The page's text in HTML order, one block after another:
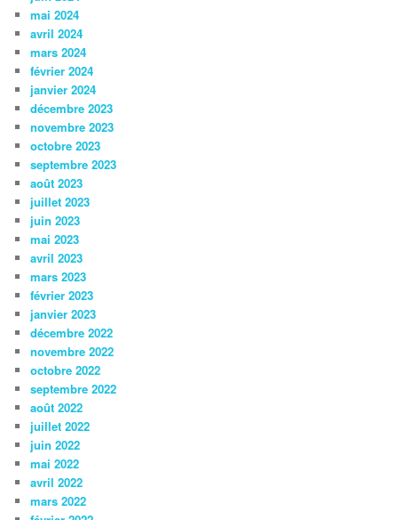
mai 2024
avril 2024
mars 2024
février 2024
janvier 2024
décembre 2023
novembre 2023
octobre 2023
septembre 2023
août 2023
juillet 2023
juin 2023
mai 2023
avril 2023
mars 2023
février 2023
janvier 2023
décembre 2022
novembre 2022
octobre 2022
septembre 2022
août 2022
juillet 2022
juin 2022
mai 2022
avril 2022
mars 2022